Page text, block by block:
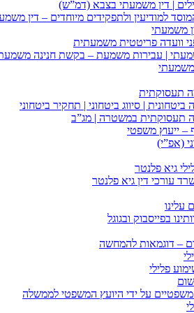
| דין משמעתי בצבא (דמ”ש)
למודיעין ולתפקידים מיוחדים – דין
משמעתי
וועדה פריטטית משמעתית
| עבירות משמעת – בקשת חנינה
משמעתי
תעסוקתית
| סיווג ביטחוני | תחקיר ביטחוני
תעסוקתית במשטרה | מג”ב
– ייעוץ משפטי
(אפ”י)
גיא פלנטר
עורכי דין גיא פלנטר
עלינו
בפייסבוק ובגוגל
– דוגמאות להמחשה
פלילי
משפטיים על ידי היועץ המשפטי לממשלה